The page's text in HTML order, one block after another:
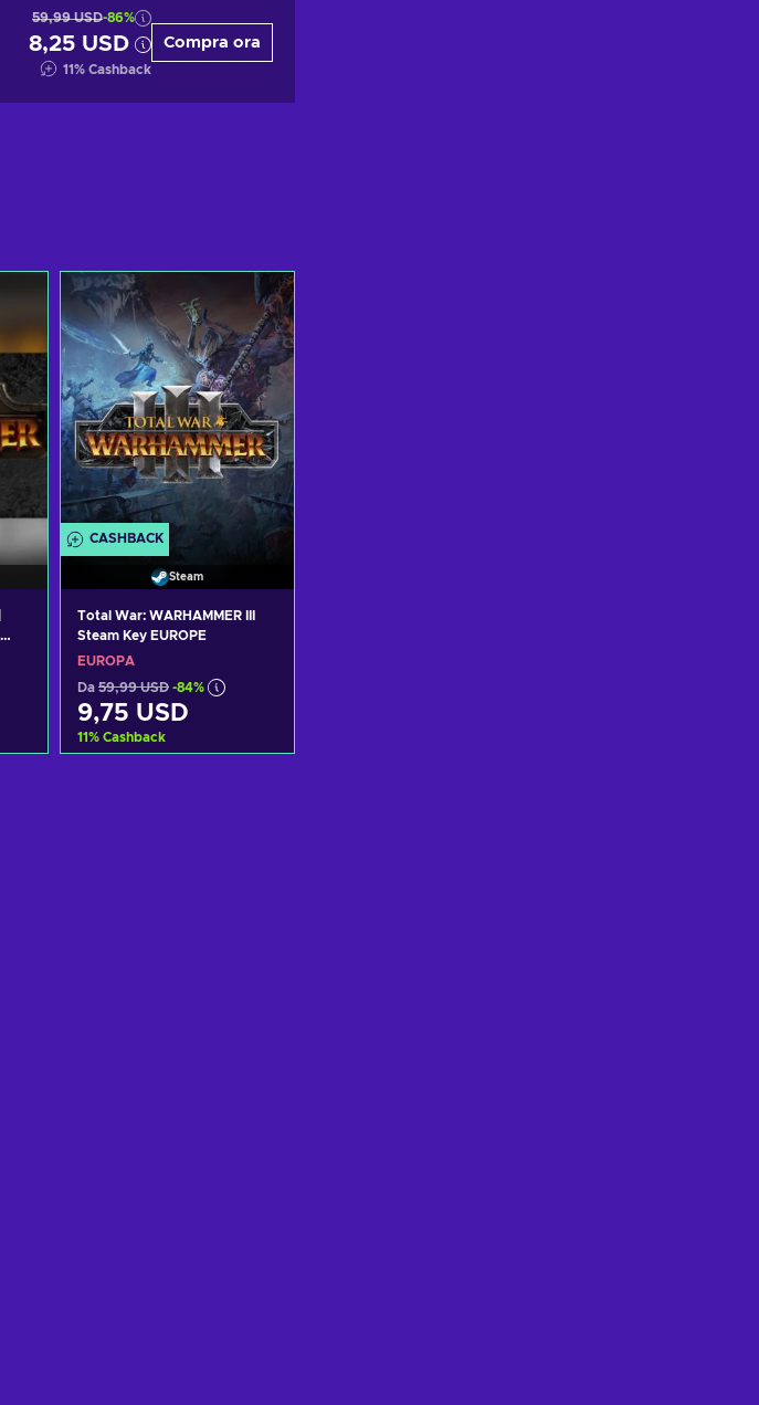
59,99 USD-86%
8,25 USD
11% Cashback
Compra ora
CASHBACK
Steam
Total War: WARHAMMER III
Steam Key EUROPE
EUROPA
Da 59,99 USD -84%
9,75 USD
11% Cashback